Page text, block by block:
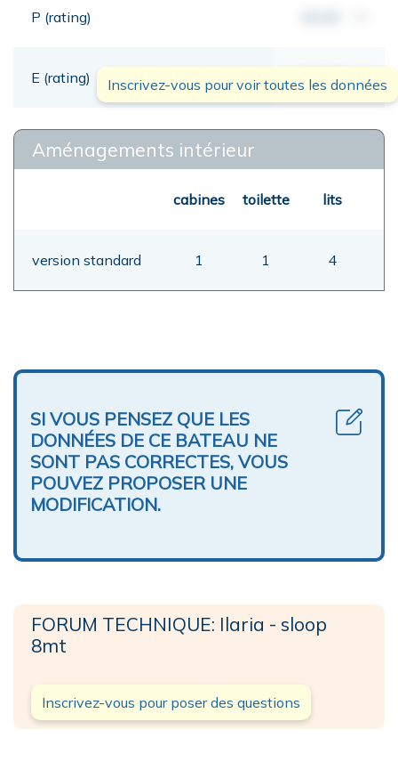
P (rating)
E (rating) 00,00
Inscrivez-vous pour voir toutes les données
Aménagements intérieur
cabines toilette lits
version standard 1 1 4
SI VOUS PENSEZ QUE LES
DONNÉES DE CE BATEAU NE
SONT PAS CORRECTES, VOUS
POUVEZ PROPOSER UNE
MODIFICATION.
FORUM TECHNIQUE: Ilaria - sloop
8mt
Inscrivez-vous pour poser des questions